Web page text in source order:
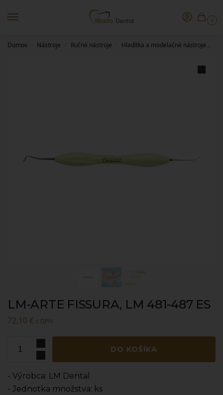
0
Domov Nástroje Ručné nástroje Hladítka a modelačné nástroje
LM-ARTE FISSURA, LM 481-487 ES
72,10 € s DPH
DO KOŠÍKA
- Výrobca: LM Dental
- Jednotka množstva: ks